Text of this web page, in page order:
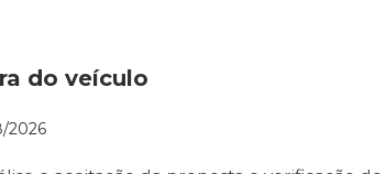
do veículo
2026